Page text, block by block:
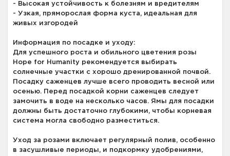
- Высокая устойчивость к болезням и вредителям
- Узкая, пряморослая форма куста, идеальная для
живых изгородей
Информация по посадке и уходу:
Для успешного роста и обильного цветения розы
Hope for Humanity рекомендуется выбирать
солнечные участки с хорошо дренированной почвой.
Посадку саженцев лучше всего проводить весной или
осенью. Перед посадкой корни саженцев следует
замочить в воде на несколько часов. Ямы для посадки
должны быть достаточно глубокими, чтобы корневая
система могла свободно разместиться.
Уход за розами включает регулярный полив, особенно
в засушливые периоды, и подкормку удобрениями,